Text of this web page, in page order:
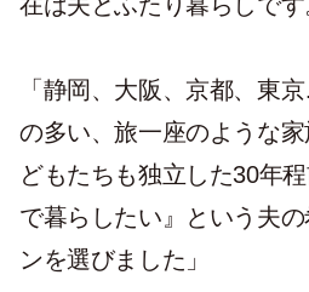
「静岡、大阪、京都、東
の多い、旅一座のような
どもたちも独立した30年
で暮らしたい』という夫
ンを選びました」